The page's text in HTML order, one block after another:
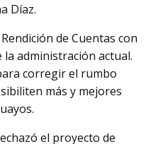
Díaz.
de Cuentas con
administración actual.
corregir el rumbo
más y mejores
el proyecto de